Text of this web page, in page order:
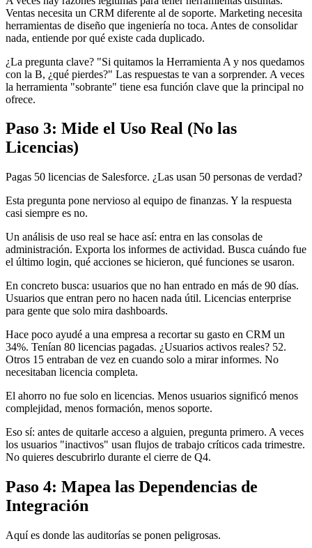
Ventas necesita un CRM diferente al de soporte. Marketing necesita
herramientas de diseño que ingeniería no toca. Antes de consolidar
nada, entiende por qué existe cada duplicado.
¿La pregunta clave? "Si quitamos la Herramienta A y nos quedamos
con la B, ¿qué pierdes?" Las respuestas te van a sorprender. A veces
la herramienta "sobrante" tiene esa función clave que la principal no
ofrece.
Paso 3: Mide el Uso Real (No las
Licencias)
Pagas 50 licencias de Salesforce. ¿Las usan 50 personas de verdad?
Esta pregunta pone nervioso al equipo de finanzas. Y la respuesta
casi siempre es no.
Un análisis de uso real se hace así: entra en las consolas de
administración. Exporta los informes de actividad. Busca cuándo fue
el último login, qué acciones se hicieron, qué funciones se usaron.
En concreto busca: usuarios que no han entrado en más de 90 días.
Usuarios que entran pero no hacen nada útil. Licencias enterprise
para gente que solo mira dashboards.
Hace poco ayudé a una empresa a recortar su gasto en CRM un
34%. Tenían 80 licencias pagadas. ¿Usuarios activos reales? 52.
Otros 15 entraban de vez en cuando solo a mirar informes. No
necesitaban licencia completa.
El ahorro no fue solo en licencias. Menos usuarios significó menos
complejidad, menos formación, menos soporte.
Eso sí: antes de quitarle acceso a alguien, pregunta primero. A veces
los usuarios "inactivos" usan flujos de trabajo críticos cada trimestre.
No quieres descubrirlo durante el cierre de Q4.
Paso 4: Mapea las Dependencias de
Integración
Aquí es donde las auditorías se ponen peligrosas.